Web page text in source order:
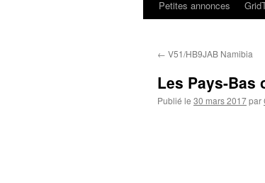
Petites annonces
← V51/HB9JAB Namibia
Les Pays-Bas
Publié le 30 mars 2017par